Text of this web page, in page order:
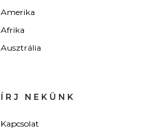
Amerika
Afrika
Ausztrália
ÍRJ NEKÜNK
Kapcsolat